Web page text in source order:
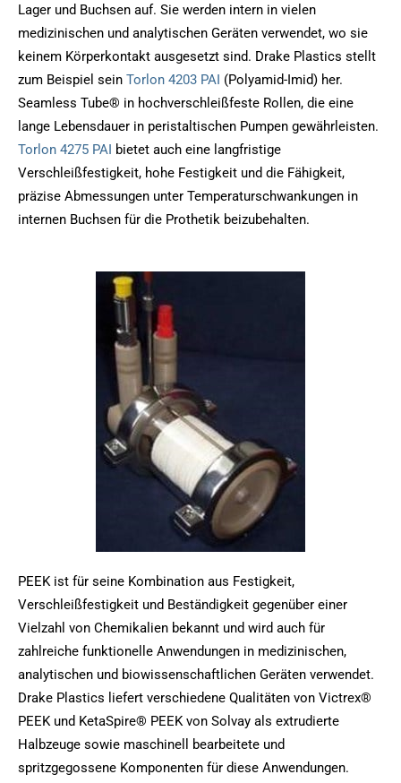
Lager und Buchsen auf. Sie werden intern in vielen
medizinischen und analytischen Geräten verwendet, wo sie
keinem Körperkontakt ausgesetzt sind. Drake Plastics stellt
zum Beispiel sein Torlon 4203 PAI (Polyamid-Imid) her.
Seamless Tube® in hochverschleißfeste Rollen, die eine
lange Lebensdauer in peristaltischen Pumpen gewährleisten.
Torlon 4275 PAI bietet auch eine langfristige
Verschleißfestigkeit, hohe Festigkeit und die Fähigkeit,
präzise Abmessungen unter Temperaturschwankungen in
internen Buchsen für die Prothetik beizubehalten.
PEEK ist für seine Kombination aus Festigkeit,
Verschleißfestigkeit und Beständigkeit gegenüber einer
Vielzahl von Chemikalien bekannt und wird auch für
zahlreiche funktionelle Anwendungen in medizinischen,
analytischen und biowissenschaftlichen Geräten verwendet.
Drake Plastics liefert verschiedene Qualitäten von Victrex®
PEEK und KetaSpire® PEEK von Solvay als extrudierte
Halbzeuge sowie maschinell bearbeitete und
spritzgegossene Komponenten für diese Anwendungen.